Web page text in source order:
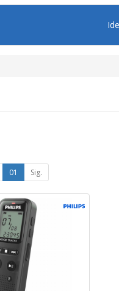
01 Sig.